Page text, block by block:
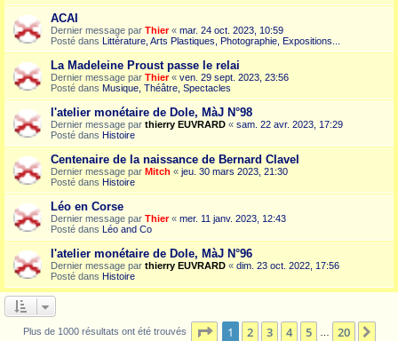
ACAI
Dernier message par Thier« mar. 24 oct. 2023, 10:59
Posté dans Littérature, Arts Plastiques, Photographie, Expositions...
La Madeleine Proust passe le relai
Dernier message par Thier« ven. 29 sept. 2023, 23:56
Posté dans Musique, Théâtre, Spectacles
l'atelier monétaire de Dole, MàJ N°98
Dernier message par thierry EUVRARD « sam. 22 avr. 2023, 17:29
Posté dans Histoire
Centenaire de la naissance de Bernard Clavel
Dernier message par Mitch « jeu. 30 mars 2023, 21:30
Posté dans Histoire
Léo en Corse
Dernier message par Thier« mer. 11 janv. 2023, 12:43
Posté dans Léo and Co
l'atelier monétaire de Dole, MàJ N°96
Dernier message par thierry EUVRARD « dim. 23 oct. 2022, 17:56
Posté dans Histoire
Plus de 1000 résultats ont été trouvés Page 1sur20
1 2 3 4 5 20